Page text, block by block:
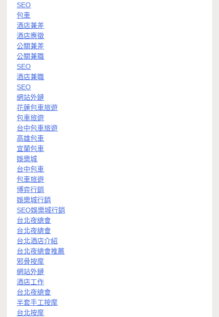
SEO
包車
酒店兼差
酒店應徵
公關兼差
公關兼職
SEO
酒店兼職
SEO
網站外鏈
花蓮包車旅遊
包車旅遊
台中包車旅遊
高雄包車
宜蘭包車
娛樂城
台中包車
包車旅遊
博弈行銷
娛樂城行銷
SEO娛樂城行銷
台北夜總會
台北夜總會
台北酒店介紹
台北夜總會推薦
邪骨按摩
網站外鏈
酒店工作
台北夜總會
半套手工按摩
台北按摩